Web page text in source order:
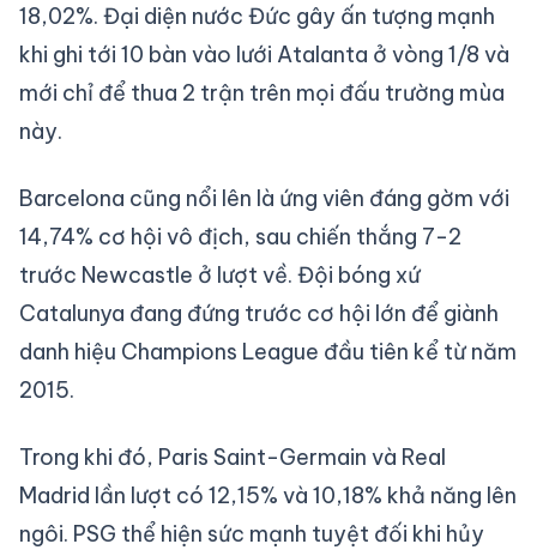
18,02%. Đại diện nước Đức gây ấn tượng mạnh
khi ghi tới 10 bàn vào lưới Atalanta ở vòng 1/8 và
mới chỉ để thua 2 trận trên mọi đấu trường mùa
này.
Barcelona cũng nổi lên là ứng viên đáng gờm với
14,74% cơ hội vô địch, sau chiến thắng 7-2
trước Newcastle ở lượt về. Đội bóng xứ
Catalunya đang đứng trước cơ hội lớn để giành
danh hiệu Champions League đầu tiên kể từ năm
2015.
Trong khi đó, Paris Saint-Germain và Real
Madrid lần lượt có 12,15% và 10,18% khả năng lên
ngôi. PSG thể hiện sức mạnh tuyệt đối khi hủy